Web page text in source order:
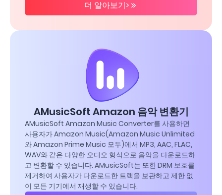
더 알아보기>
AMusicSoft Amazon 음악 변환기
AMusicSoft Amazon Music Converter를 사용하면
사용자가 Amazon Music(Amazon Music Unlimited
와 Amazon Prime Music 모두)에서 MP3, AAC, FLAC,
WAV와 같은 다양한 오디오 형식으로 음악을 다운로드하
고 변환할 수 있습니다. AMusicSoft는 또한 DRM 보호를
제거하여 사용자가 다운로드한 트랙을 보관하고 제한 없
이 모든 기기에서 재생할 수 있습니다.